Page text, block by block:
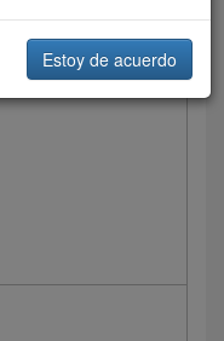
Estoy de acuerdo